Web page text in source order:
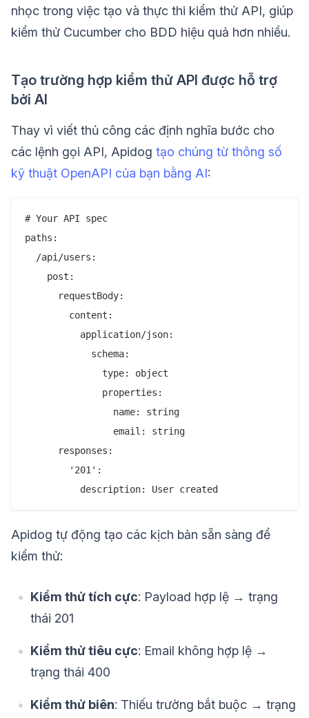
nhọc trong việc tạo và thực thi kiểm thử API, giúp
kiểm thử Cucumber cho BDD hiệu quả hơn nhiều.
Tạo trường hợp kiểm thử API được hỗ trợ
bởi AI
Thay vì viết thủ công các định nghĩa bước cho
các lệnh gọi API, Apidog tạo chúng từ thông số
kỹ thuật OpenAPI của bạn bằng AI:
# Your API spec
paths:
  /api/users:
    post:
      requestBody:
        content:
          application/json:
            schema:
              type: object
              properties:
                name: string
                email: string
      responses:
        '201':
Apidog tự động tạo các kịch bản sẵn sàng để
kiểm thử:
Kiểm thử tích cực: Payload hợp lệ → trạng
thái 201
Kiểm thử tiêu cực: Email không hợp lệ →
trạng thái 400
Kiểm thử biên: Thiếu trường bắt buộc → trạng